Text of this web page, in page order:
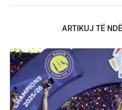
ARTIKUJ TË